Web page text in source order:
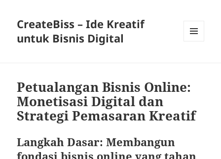
CreateBiss – Ide Kreatif
untuk Bisnis Digital
Petualangan Bisnis Online:
Monetisasi Digital dan
Strategi Pemasaran Kreatif
Langkah Dasar: Membangun